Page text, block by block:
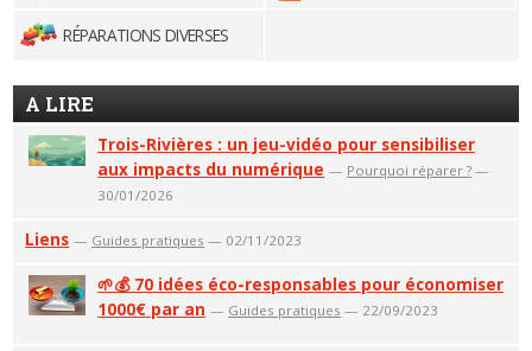
RÉPARATIONS DIVERSES
A LIRE
Trois-Rivières : un jeu-vidéo pour sensibiliser
aux impacts du numérique — Pourquoi réparer ? —
30/01/2026
Liens — Guides pratiques — 02/11/2023
🌱💰 70 idées éco-responsables pour économiser
1000€ par an — Guides pratiques — 22/09/2023